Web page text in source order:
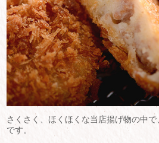
さくさく、ほくほくな当店揚げ物の中
です。